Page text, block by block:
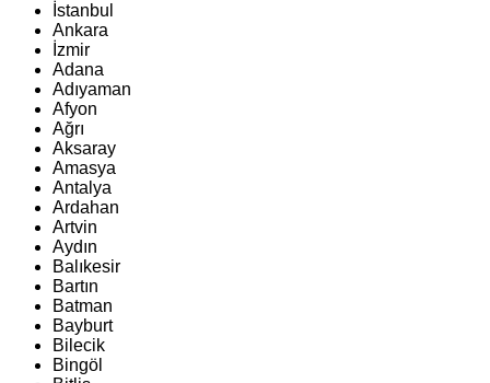
İstanbul
Ankara
İzmir
Adana
Adıyaman
Afyon
Ağrı
Aksaray
Amasya
Antalya
Ardahan
Artvin
Aydın
Balıkesir
Bartın
Batman
Bayburt
Bilecik
Bingöl